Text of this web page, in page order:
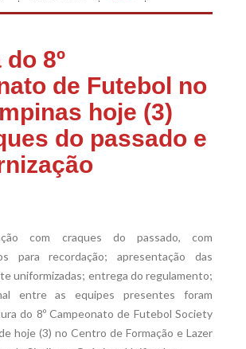
8º
de Futebol no
hoje (3)
do passado e
com craques do passado, com
para recordação; apresentação das
uniformizadas; entrega do regulamento;
entre as equipes presentes foram
do 8º Campeonato de Futebol Society
hoje (3) no Centro de Formação e Lazer